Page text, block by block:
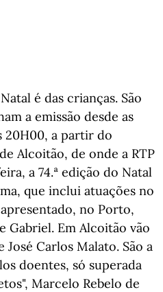
é das crianças. São
a emissão desde as
20H00, a partir do
Alcoitão, de onde a RTP
a 74.ª edição do Natal
que inclui atuações no
no Porto,
Gabriel. Em Alcoitão vão
Carlos Malato. São a
doentes, só superada
Marcelo Rebelo de